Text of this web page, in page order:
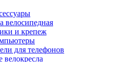
велосипедная
и крепеж
для телефонов
велокресла